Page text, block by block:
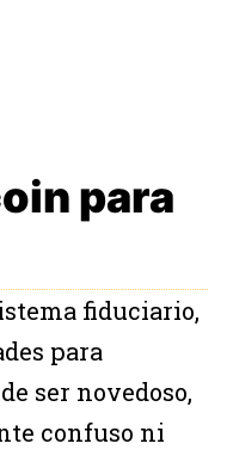
para
fiduciario,
para
ser novedoso,
confuso ni